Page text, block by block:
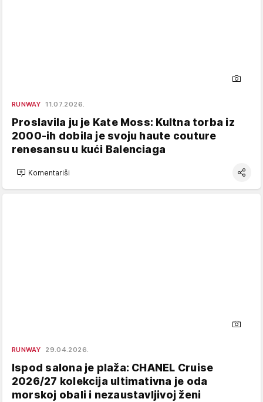
RUNWAY 11.07.2026.
Proslavila ju je Kate Moss: Kultna torba iz
2000-ih dobila je svoju haute couture
renesansu u kući Balenciaga
Komentariši
RUNWAY 29.04.2026.
Ispod salona je plaža: CHANEL Cruise
2026/27 kolekcija ultimativna je oda
morskoj obali i nezaustavljivoj ženi